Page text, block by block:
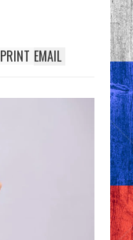
EMAIL
PRINT